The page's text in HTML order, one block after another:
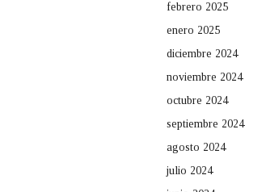
febrero 2025
enero 2025
diciembre 2024
noviembre 2024
octubre 2024
septiembre 2024
agosto 2024
julio 2024